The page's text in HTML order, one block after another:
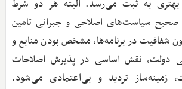
به ثبت می‌رسد. البته هر دو شرط
صحیح سیاست‌های اصلاحی و جبرانی تامین
شفافیت در برنامه‌ها، مشخص بودن منابع و
دولت، نقش اساسی در پذیرش اصلاحات
زمینه‌ساز تردید و بی‌اعتمادی می‌شود.